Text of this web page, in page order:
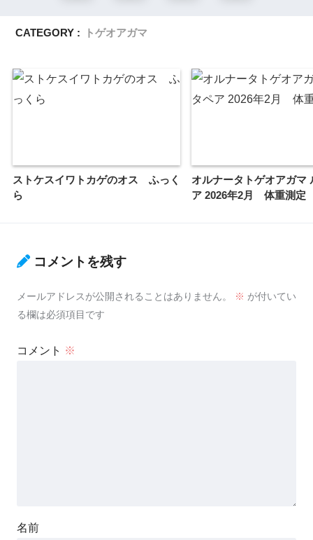
CATEGORY : トゲオアガマ
ストケスイワトカゲのオス ふっく
ら
オルナータトゲオアガマ
ア 2026年2月 体重測定
コメントを残す
メールアドレスが公開されることはありません。 ※ が付いてい
る欄は必須項目です
コメント ※
名前